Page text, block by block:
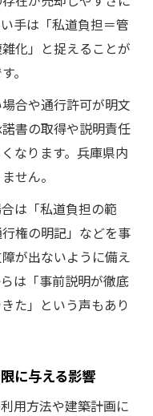
手は「私道負担＝管
化」と捉えることが
。
合や通行許可が明文
書の取得や説明責任
なります。兵庫県内
せん。
は「私道負担の範
権の明記」などを事
が出ないように備え
は「事前説明が徹底
た」という声もあり
に与える影響
用方法や建築計画に